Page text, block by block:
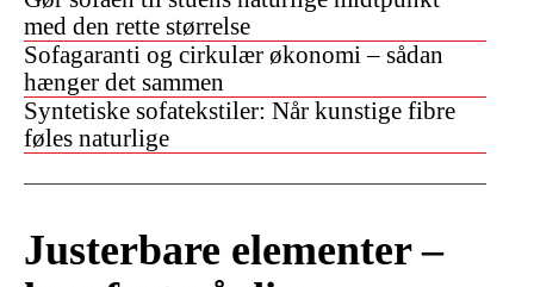
med den rette størrelse
Sofagaranti og cirkulær økonomi – sådan
hænger det sammen
Syntetiske sofatekstiler: Når kunstige fibre
føles naturlige
Justerbare elementer –